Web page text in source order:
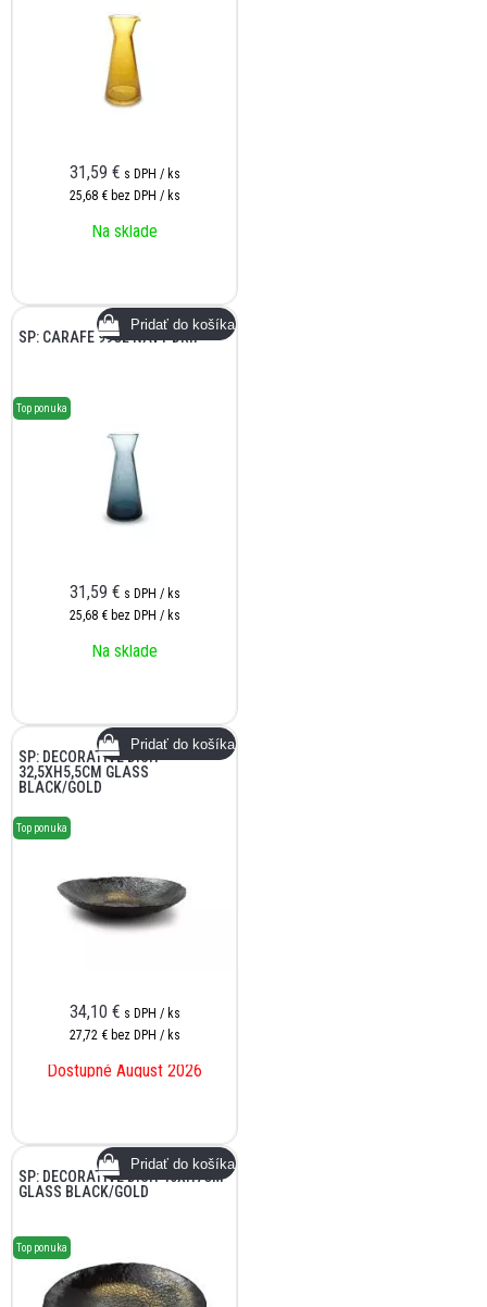
31,59 € s DPH / ks
25,68 € bez DPH / ks
Na sklade
SP: CARAFE 99CL NAVY DRIP
Top ponuka
31,59 € s DPH / ks
25,68 € bez DPH / ks
Na sklade
SP: DECORATIVE DISH
32,5XH5,5CM GLASS
BLACK/GOLD
Top ponuka
34,10 € s DPH / ks
27,72 € bez DPH / ks
Dostupné August 2026
SP: DECORATIVE DISH 40XH7CM
GLASS BLACK/GOLD
Top ponuka